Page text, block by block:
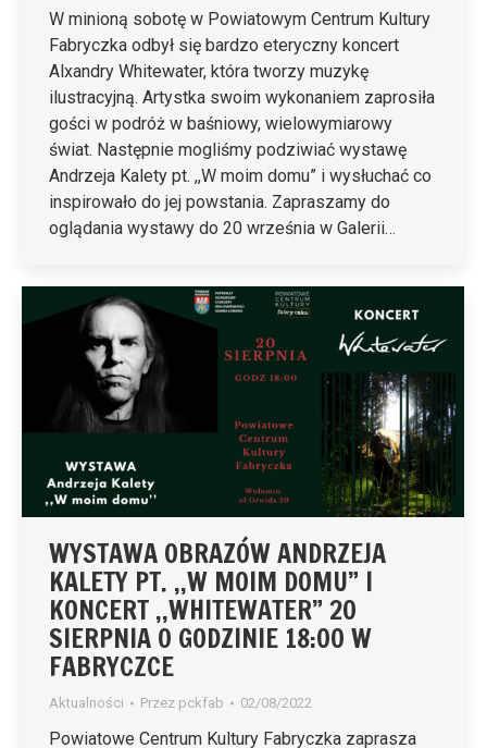
W minioną sobotę w Powiatowym Centrum Kultury
Fabryczka odbył się bardzo eteryczny koncert
Alxandry Whitewater, która tworzy muzykę
ilustracyjną. Artystka swoim wykonaniem zaprosiła
gości w podróż w baśniowy, wielowymiarowy
świat. Następnie mogliśmy podziwiać wystawę
Andrzeja Kalety pt. ,,W moim domu” i wysłuchać co
inspirowało do jej powstania. Zapraszamy do
oglądania wystawy do 20 września w Galerii…
WYSTAWA OBRAZÓW ANDRZEJA
KALETY PT. ,,W MOIM DOMU” I
KONCERT ,,WHITEWATER” 20
SIERPNIA O GODZINIE 18:00 W
FABRYCZCE
Aktualności Przez pckfab 02/08/2022
Powiatowe Centrum Kultury Fabryczka zaprasza